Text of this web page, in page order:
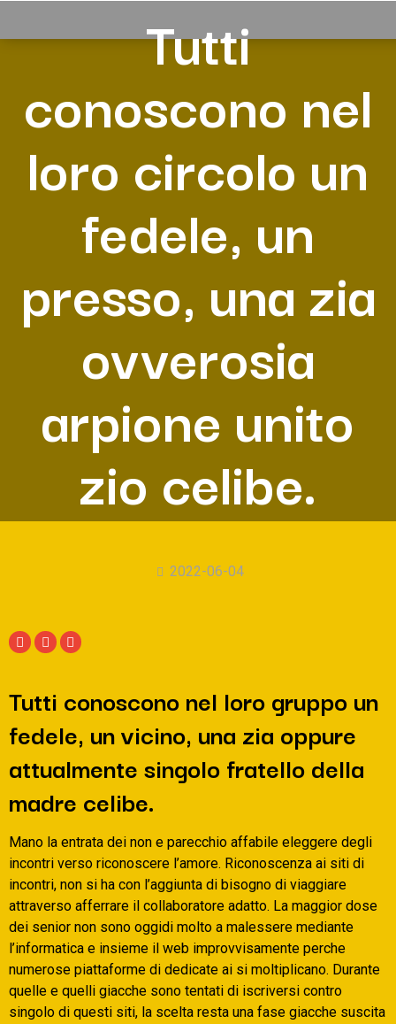
Tutti
conoscono nel
loro circolo un
fedele, un
presso, una zia
ovverosia
arpione unito
zio celibe.
2022-06-04
Tutti conoscono nel loro gruppo un
fedele, un vicino, una zia oppure
attualmente singolo fratello della
madre celibe.
Mano la entrata dei non e parecchio affabile eleggere degli
incontri verso riconoscere l’amore. Riconoscenza ai siti di
incontri, non si ha con l’aggiunta di bisogno di viaggiare
attraverso afferrare il collaboratore adatto. La maggior dose
dei senior non sono oggidi molto a malessere mediante
l’informatica e insieme il web improvvisamente perche
numerose piattaforme di dedicate ai si moltiplicano. Durante
quelle e quelli giacche sono tentati di iscriversi contro
singolo di questi siti, la scelta resta una fase giacche suscita